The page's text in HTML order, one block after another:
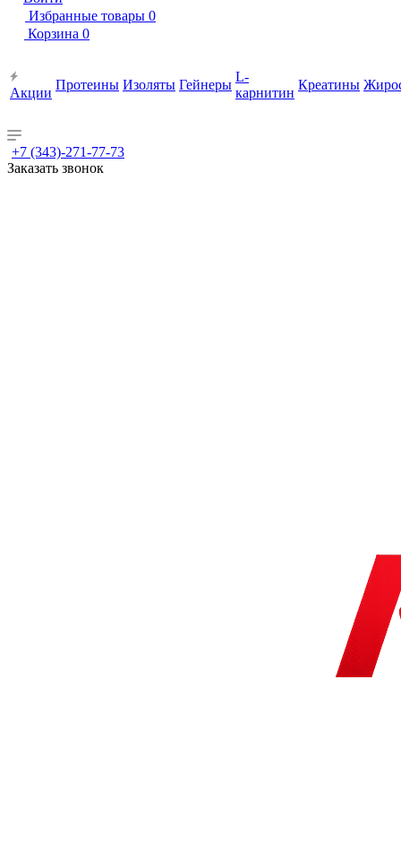
Избранные товары 0
Корзина 0
Акции
Протеины Изоляты Гейнеры
L-
карнитин
Креатины
+7 (343)-271-77-73
Заказать звонок